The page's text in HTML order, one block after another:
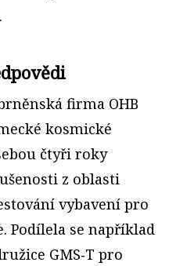
firma OHB
kosmické
čtyři roky
z oblasti
vybavení pro
Podílela se například
GMS‑T pro